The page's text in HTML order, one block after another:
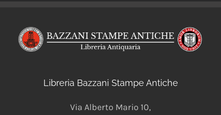
Libreria Bazzani Stampe Antiche
Via Alberto Mario 10,